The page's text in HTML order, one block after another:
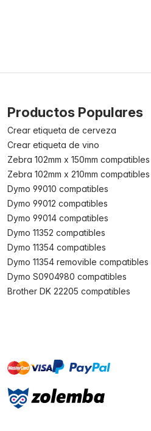
Productos Populares
Crear etiqueta de cerveza
Crear etiqueta de vino
Zebra 102mm x 150mm compatibles
Zebra 102mm x 210mm compatibles
Dymo 99010 compatibles
Dymo 99012 compatibles
Dymo 99014 compatibles
Dymo 11352 compatibles
Dymo 11354 compatibles
Dymo 11354 removible compatibles
Dymo S0904980 compatibles
Brother DK 22205 compatibles
mastervisa paypal